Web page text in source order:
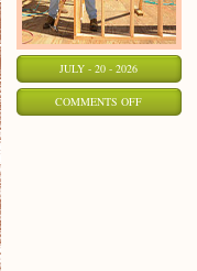
JULY - 20 - 2026
COMMENTS OFFON